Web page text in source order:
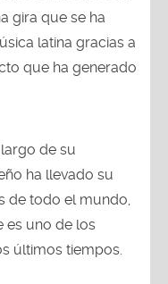
gira que se ha
latina gracias a
que ha generado
de su
ha llevado su
de todo el mundo,
es uno de los
últimos tiempos.